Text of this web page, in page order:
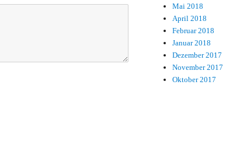
Mai 2018
April 2018
Februar 2018
Januar 2018
Dezember 2017
November 2017
Oktober 2017